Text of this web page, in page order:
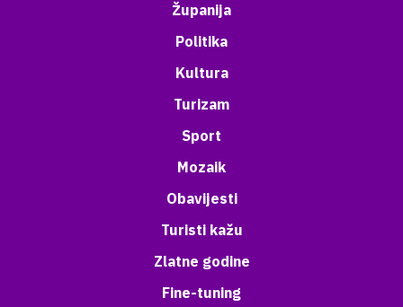
Županija
Politika
Kultura
Turizam
Sport
Mozaik
Obavijesti
Turisti kažu
Zlatne godine
Fine-tuning